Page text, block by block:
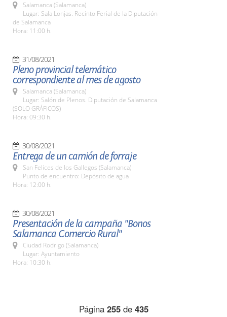
Salamanca (Salamanca)
Lugar: Sala Lonjas. Recinto Ferial de la Diputación
de Salamanca
Hora: 11:00 h.
31/08/2021
Pleno provincial telemático
correspondiente al mes de agosto
Salamanca (Salamanca)
Lugar: Salón de Plenos. Diputación de Salamanca
(SOLO GRÁFICOS)
Hora: 09:30 h.
30/08/2021
Entrega de un camión de forraje
San Felices de los Gallegos (Salamanca)
Punto de encuentro: Depósito de agua
Hora: 12:00 h.
30/08/2021
Presentación de la campaña "Bonos
Salamanca Comercio Rural"
Ciudad Rodrigo (Salamanca)
Lugar: Ayuntamiento
Hora: 10:30 h.
Página 255de 435